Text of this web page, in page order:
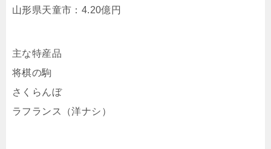
山形県天童市：4.20億円
主な特産品
将棋の駒
さくらんぼ
ラフランス（洋ナシ）